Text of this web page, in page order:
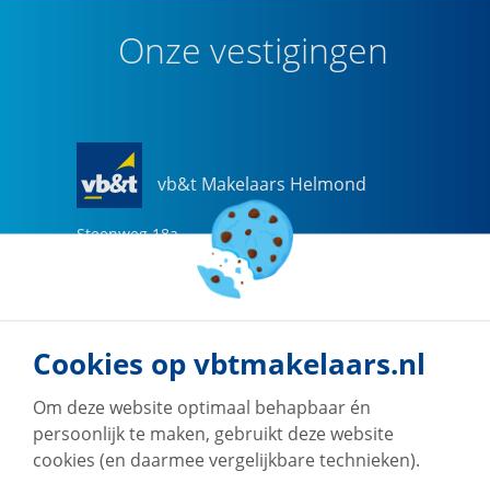
Onze vestigingen
vb&t Makelaars Helmond
Steenweg 18a
helmond@vbtmakelaars.nl
Naar vestiging
Cookies op vbtmakelaars.nl
Om deze website optimaal behapbaar én
persoonlijk te maken, gebruikt deze website
cookies (en daarmee vergelijkbare technieken).